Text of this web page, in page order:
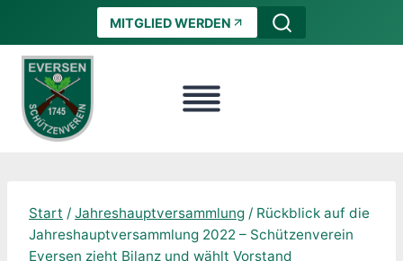
springen
MITGLIED WERDEN
Start / Jahreshauptversammlung / Rückblick auf die
Jahreshauptversammlung 2022 – Schützenverein
Eversen zieht Bilanz und wählt Vorstand